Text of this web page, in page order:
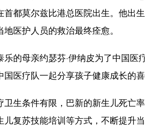
首都莫尔兹比港总医院出生。他出
医护人员的救治最终痊愈。
母亲约瑟芬·伊纳皮为了中国医
医疗队一起分享孩子健康成长的喜
条件有限，巴新的新生儿死亡率
儿复苏技能培训等方式，不断提升当